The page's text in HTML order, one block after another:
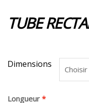
TUBE
Dimensions
Longueur